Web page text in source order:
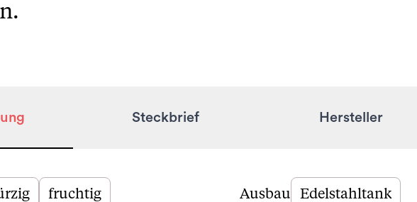
Steckbrief Hersteller
fruchtig Ausbau Edelstahltank